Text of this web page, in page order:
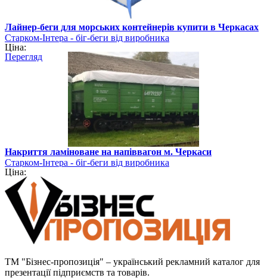
Лайнер-беги для морських контейнерів купити в Черкасах
Старком-Інтера - біг-беги від виробника
Ціна:
Перегляд
Накриття ламіноване на напіввагон м. Черкаси
Старком-Інтера - біг-беги від виробника
Ціна:
ТМ "Бізнес-пропозиція" – український рекламний каталог для
презентації підприємств та товарів.